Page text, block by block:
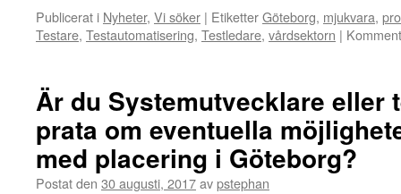
Publicerat i Nyheter, Vi söker | EtiketterGöteborg, mjukvara,
Testare, Testautomatisering, Testledare, vårdsektorn |
Är du Systemutvecklare eller
prata om eventuella
med placering i Göteborg?
Postat den 30 augusti, 2017avpstephan